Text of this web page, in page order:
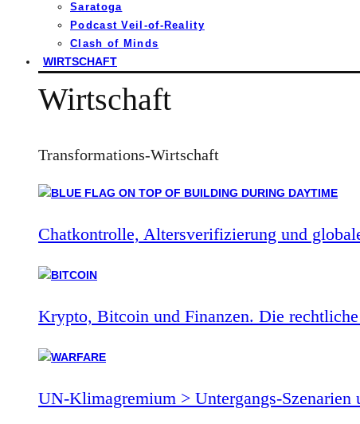
Saratoga
Podcast Veil-of-Reality
Clash of Minds
WIRTSCHAFT
Wirtschaft
Transformations-Wirtschaft
Chatkontrolle, Altersverifizierung und
Krypto, Bitcoin und Finanzen. Die
UN-Klimagremium > Untergangs-Szenarien